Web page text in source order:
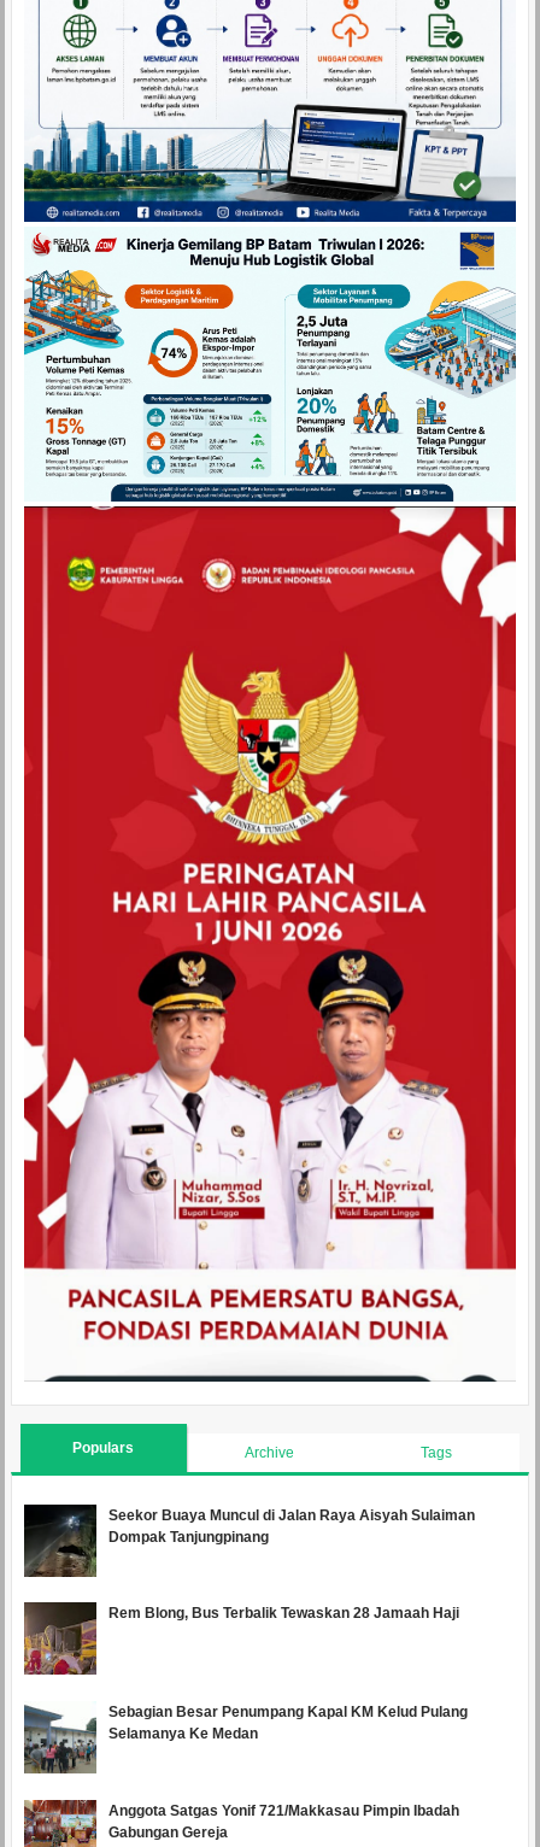
Populars Archive Tags
Seekor Buaya Muncul di Jalan Raya Aisyah Sulaiman
Dompak Tanjungpinang
Rem Blong, Bus Terbalik Tewaskan 28 Jamaah Haji
Sebagian Besar Penumpang Kapal KM Kelud Pulang
Selamanya Ke Medan
Anggota Satgas Yonif 721/Makkasau Pimpin Ibadah
Gabungan Gereja